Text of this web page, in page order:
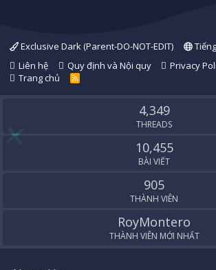
Exclusive Dark (Parent-DO-NOT-EDIT)
Liên hệ
Quy định và Nội quy Privacy
Trang chủ
R
S
4,349
THREADS
10,455
BÀI VIẾT
905
THÀNH VIÊN
RoyMontero
THÀNH VIÊN MỚI NHẤT